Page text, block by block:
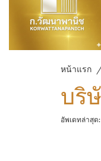
หน้าแรก
บริ
อัพเดทล่าสุด